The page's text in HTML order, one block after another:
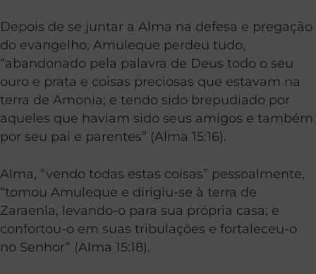
Depois de se juntar a Alma na defesa e pregação
do evangelho, Amuleque perdeu tudo,
“abandonado pela palavra de Deus todo o seu
ouro e prata e coisas preciosas que estavam na
terra de Amonia; e tendo sido brepudiado por
aqueles que haviam sido seus amigos e também
por seu pai e parentes” (Alma 15:16).
Alma, “vendo todas estas coisas” pessoalmente,
“tomou Amuleque e dirigiu-se à terra de
Zaraenla, levando-o para sua própria casa; e
confortou-o em suas tribulações e fortaleceu-o
no Senhor” (Alma 15:18).